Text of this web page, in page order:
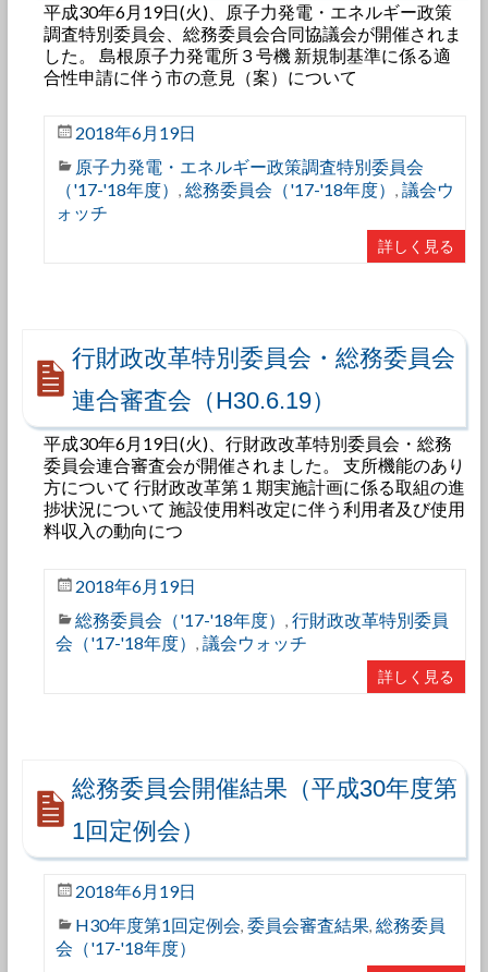
平成30年6月19日(火)、原子力発電・エネルギー政策
調査特別委員会、総務委員会合同協議会が開催されま
した。 島根原子力発電所３号機 新規制基準に係る適
合性申請に伴う市の意見（案）について
2018年6月19日
原子力発電・エネルギー政策調査特別委員会
（'17-'18年度） , 総務委員会（'17-'18年度） , 議会ウ
ォッチ
詳しく見る
行財政改革特別委員会・総務委員会
連合審査会（H30.6.19）
平成30年6月19日(火)、行財政改革特別委員会・総務
委員会連合審査会が開催されました。 支所機能のあり
方について 行財政改革第１期実施計画に係る取組の進
捗状況について 施設使用料改定に伴う利用者及び使用
料収入の動向につ
2018年6月19日
総務委員会（'17-'18年度） , 行財政改革特別委員
会（'17-'18年度） , 議会ウォッチ
詳しく見る
総務委員会開催結果（平成30年度第
1回定例会）
2018年6月19日
H30年度第1回定例会, 委員会審査結果, 総務委員
会（'17-'18年度）